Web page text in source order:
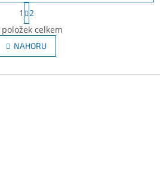
O
v
l
á
S
t
r
á
n
k
v
1
2
položek celkem
NAHORU